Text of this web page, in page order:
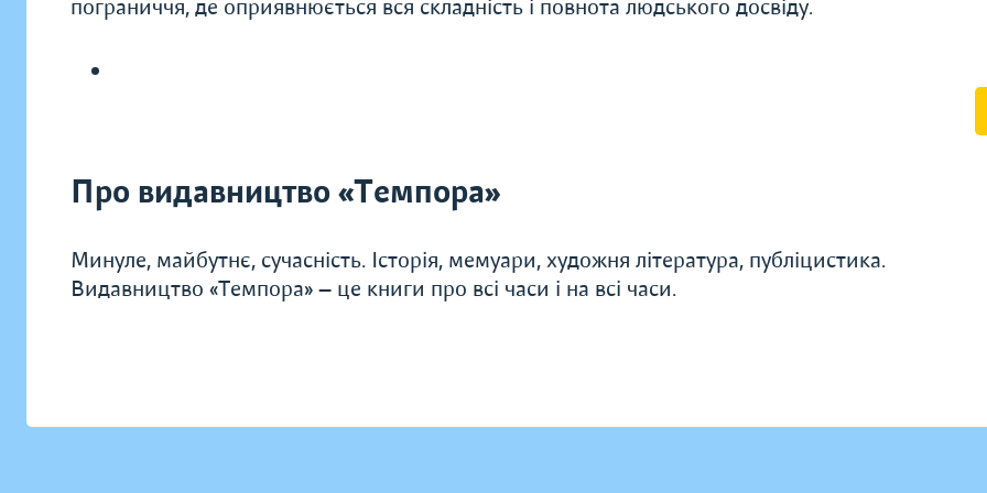
пограниччя, де оприявнюється вся складнiсть i повнота людського досвiду.
Про видавництво «Темпора»
Минуле, майбутнє, сучасність. Історія, мемуари, художня література, публіцистика.
Видавництво «Темпора» — це книги про всі часи і на всі часи.